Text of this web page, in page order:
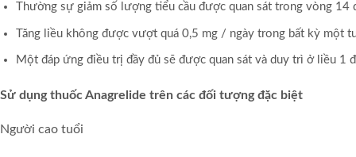
Thường sự giảm số lượng tiểu cầu được quan sát trong vòng
Tăng liều không được vượt quá 0,5 mg / ngày trong bất kỳ một
Một đáp ứng điều trị đầy đủ sẽ được quan sát và duy trì ở liều 1
Sử dụng thuốc Anagrelide trên các đối tượng đặc biệt
Người cao tuổi